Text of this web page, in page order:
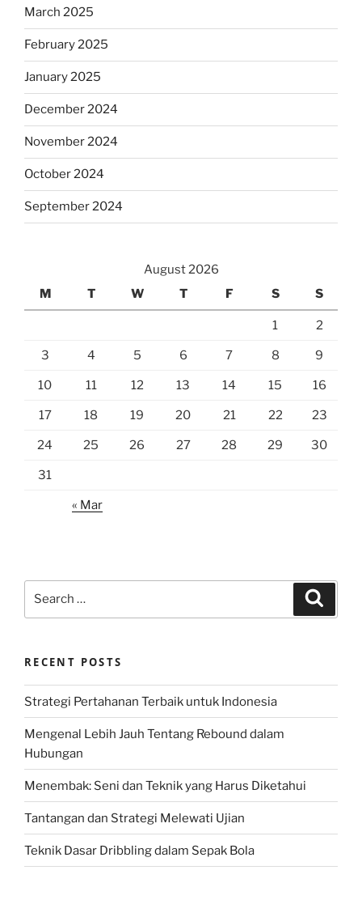
March 2025
February 2025
January 2025
December 2024
November 2024
October 2024
September 2024
August 2026
M
T W T F S S
1 2
3 4 5 6 7 8 9
10 11 12 13 14 15 16
17 18 19 20 21 22 23
24 25 26 27 28 29 30
31
« Mar
RECENT POSTS
Strategi Pertahanan Terbaik untuk Indonesia
Mengenal Lebih Jauh Tentang Rebound dalam
Hubungan
Menembak: Seni dan Teknik yang Harus Diketahui
Tantangan dan Strategi Melewati Ujian
Teknik Dasar Dribbling dalam Sepak Bola